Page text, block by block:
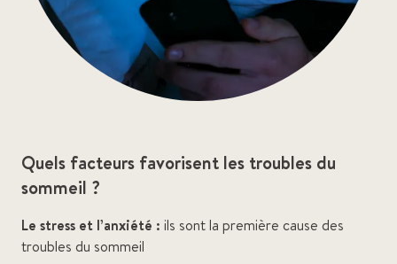
Quels facteurs favorisent les troubles du
sommeil ?
Le stress et l’anxiété : ils sont la première cause des
troubles du sommeil